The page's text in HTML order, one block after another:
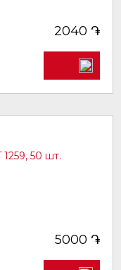
2040 ֏
50 шт.
5000 ֏